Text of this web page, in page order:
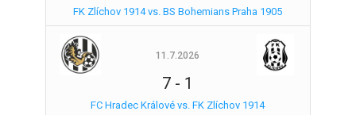
FK Zlíchov 1914 vs. BS Bohemians Praha 1905
11.7.2026
7 - 1
FC Hradec Králové vs. FK Zlíchov 1914